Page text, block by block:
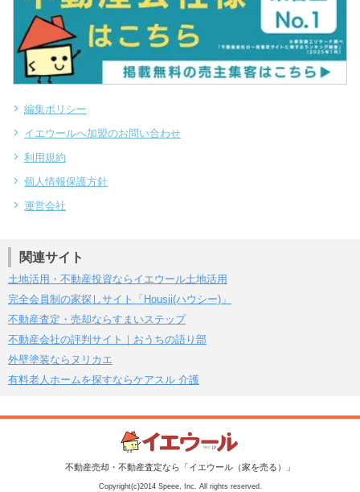
編集ポリシー
イエウールへ加盟のお問い合わせ
利用規約
個人情報保護方針
運営会社
関連サイト
土地活用・不動産投資ならイエウール土地活用
完全会員制の家探しサイト「Housii(ハウシー)」
不動産査定・売却ならすまいステップ
不動産会社の評判サイト｜おうちの語り部
外壁塗装ならヌリカエ
有料老人ホームを探すならケアスル 介護
不動産売却・不動産査定なら「イエウール（家を売る）」
Copyright(c)2014 Speee, Inc. All rights reserved.